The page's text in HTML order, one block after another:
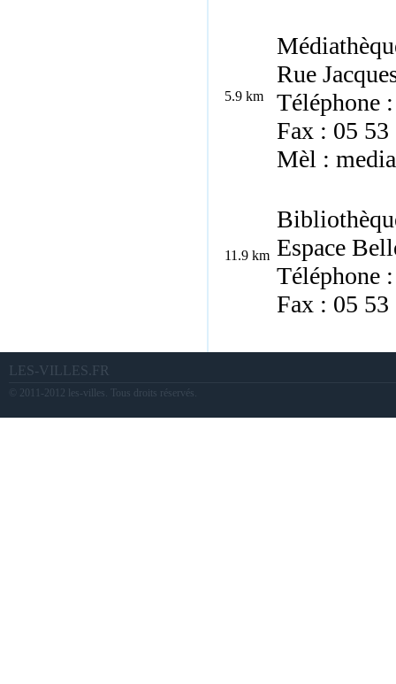
5.9 km
Rue
Téléphone
Fax : 05 53
Mèl :
11.9 km Espace
Téléphone
Fax : 05 53
LES-VILLES.FR
© 2011-2012 les-villes. Tous droits réservés.